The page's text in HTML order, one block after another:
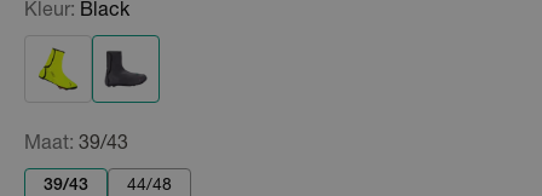
Kleur: Black
Maat: 39/43
39/43 44/48